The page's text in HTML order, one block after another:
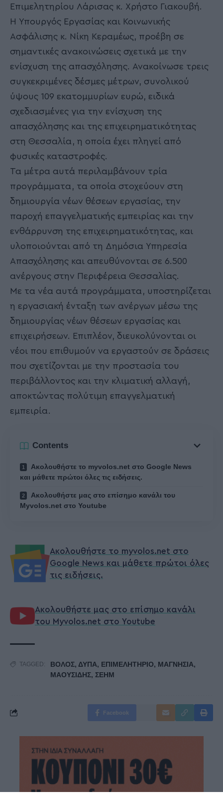
Επιμελητηρίου Λάρισας κ. Χρήστο Γιακουβή.
Η Υπουργός Εργασίας και Κοινωνικής
Ασφάλισης κ. Νίκη Κεραμέως, προέβη σε
σημαντικές ανακοινώσεις σχετικά με την
ενίσχυση της απασχόλησης. Ανακοίνωσε τρεις
συγκεκριμένες δέσμες μέτρων, συνολικού
ύψους 109 εκατομμυρίων ευρώ, ειδικά
σχεδιασμένες για την ενίσχυση της
απασχόλησης και της επιχειρηματικότητας
στη Θεσσαλία, η οποία έχει πληγεί από
φυσικές καταστροφές.
Τα μέτρα αυτά περιλαμβάνουν τρία
προγράμματα, τα οποία στοχεύουν στη
δημιουργία νέων θέσεων εργασίας, την
παροχή επαγγελματικής εμπειρίας και την
ενθάρρυνση της επιχειρηματικότητας, και
υλοποιούνται από τη Δημόσια Υπηρεσία
Απασχόλησης και απευθύνονται σε 6.500
ανέργους στην Περιφέρεια Θεσσαλίας.
Με τα νέα αυτά προγράμματα, υποστηρίζεται
η εργασιακή ένταξη των ανέργων μέσω της
δημιουργίας νέων θέσεων εργασίας και
επιχειρήσεων. Επιπλέον, διευκολύνονται οι
νέοι που επιθυμούν να εργαστούν σε δράσεις
που σχετίζονται με την προστασία του
περιβάλλοντος και την κλιματική αλλαγή,
αποκτώντας πολύτιμη επαγγελματική
εμπειρία.
Contents
Ακολουθήστε το myvolos.net στο Google News
και μάθετε πρώτοι όλες τις ειδήσεις.
Ακολουθήστε μας στο επίσημο κανάλι του
Myvolos.net στο Youtube
Ακολουθήστε το myvolos.net στο
Google News και μάθετε πρώτοι όλες
τις ειδήσεις.
Ακολουθήστε μας στο επίσημο κανάλι
του Myvolos.net στο Youtube
TAGGED: ΒΟΛΟΣ, ΔΥΠΑ, ΕΠΙΜΕΛΗΤΗΡΙΟ, ΜΑΓΝΗΣΙΑ,
ΜΑΟΥΣΙΔΗΣ, ΣΕΗΜ
Facebook